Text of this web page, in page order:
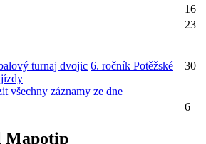
16
23
turnaj dvojic 6. ročník Potěžské
všechny záznamy ze dne
30
6
Mapotip